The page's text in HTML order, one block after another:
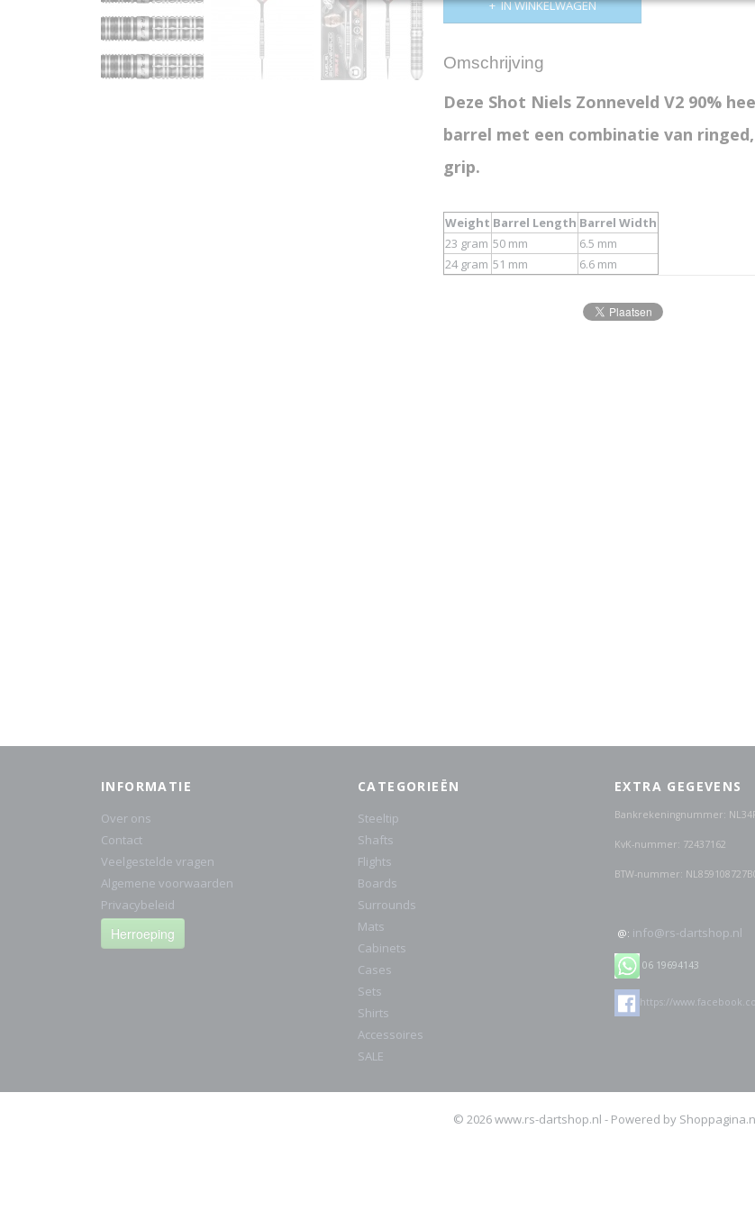
IN WINKELWAGEN
Omschrijving
Deze Shot Niels Zonneveld V2 90%
barrel met een combinatie van
grip.
Weight Barrel Length Barrel Width
23 gram 50 mm
6.5 mm
24 gram 51 mm 6.6 mm
INFORMATIE
Over ons
Contact
Veelgestelde vragen
Algemene voorwaarden
Privacybeleid
Herroeping
CATEGORIEËN
Steeltip
Shafts
Flights
Boards
Surrounds
Mats
Cabinets
Cases
Sets
Shirts
Accessoires
SALE
EXTRA GEGEVENS
Bankrekeningnummer:
KvK-nummer: 72437162
BTW-nummer:
@: info@rs-dartshop.nl
06 19694143
https://
© 2026 www.rs-dartshop.nl - Powered by